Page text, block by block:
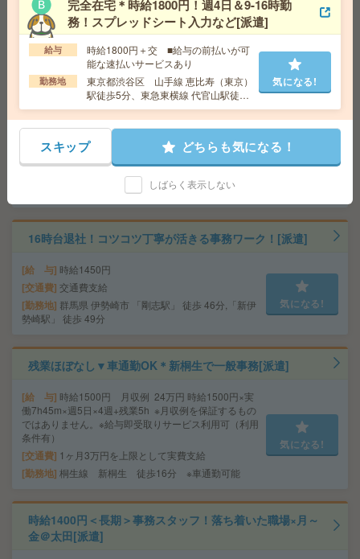
給 与 時給1700円
交通費 全額支給
勤務地 京急久里浜駅送迎バス10分、久里浜駅車6分
※車・バイク・自転車通勤OK！
＜採用未経験歓迎＞大手外資＊物流拠点での採用アシス
タント[派遣]
給 与 時給2000円
群馬県 前橋市 「群馬総社駅」 徒歩 31分
16時台退社！コツコツ丁寧が活きる事務ワーク！[派遣]
給 与 時給1450円
交通費 交通費支給
勤務地 群馬県 伊勢崎市 「剛志駅」 徒歩 46分,「新伊
勢崎駅」 徒歩 49分
気になる!
残業ほぼなし▼車通勤OK＊新桐生で一般事務[派遣]
給 与 時給1500円 月収例 24万円 時給1500円×実
働7h45m×週5日×4週+残業5h ※月収例を保証するもの
ではありません。※給与即受取りサービス利用可（利用
条件有）
交通費 1ヶ月3万円を上限として実費支給
勤務地 桐生線 新桐生 徒歩16分 ※車通勤可能
気になる!
時給1400円＜長期＞事務スタッフ！落ち着いた職場×月～
金＠太田[派遣]
完全在宅＊時給1800円！週4日＆9-16時勤
務！スプレッドシート入力など[派遣]
給与
時給1800円＋交 ■給与の前払いが可
能な速払いサービスあり
勤務地
東京都渋谷区 山手線 恵比寿（東京）
駅徒歩5分、東急東横線 代官山駅徒歩
13分
気になる!
スキップ どちらも気になる！
しばらく表示しない